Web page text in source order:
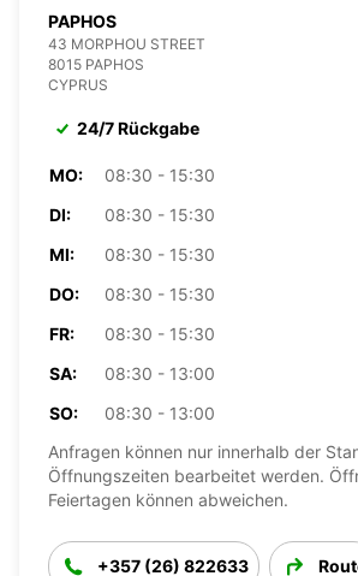
PAPHOS
43 MORPHOU STREET
8015 PAPHOS
CYPRUS
24/7 Rückgabe
MO:
08:30 - 15:30
DI:
08:30 - 15:30
MI:
08:30 - 15:30
DO:
08:30 - 15:30
FR:
08:30 - 15:30
SA:
08:30 - 13:00
SO:
08:30 - 13:00
Anfragen können nur innerhalb der
Öffnungszeiten bearbeitet werden.
Feiertagen können abweichen.
+357 (26) 822633